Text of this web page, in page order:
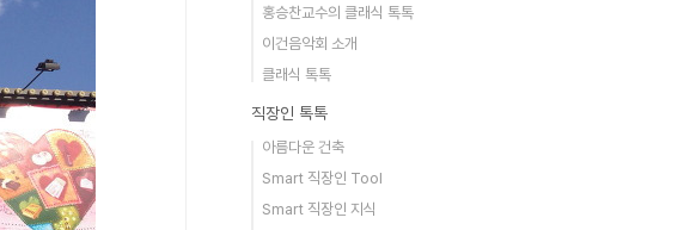
홍승찬교수의 클래식 톡톡
이건음악회 소개
클래식 톡톡
직장인 톡톡
아름다운 건축
Smart 직장인 Tool
Smart 직장인 지식